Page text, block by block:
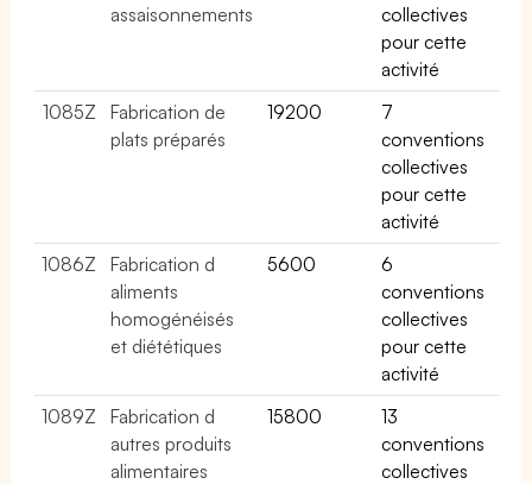
assaisonnements
collectives
pour cette
activité
1085Z
Fabrication de
plats préparés
19200
7
conventions
collectives
pour cette
activité
1086Z
Fabrication d
aliments
homogénéisés
et diététiques
5600
6
conventions
collectives
pour cette
activité
1089Z
Fabrication d
autres produits
alimentaires
15800
13
conventions
collectives